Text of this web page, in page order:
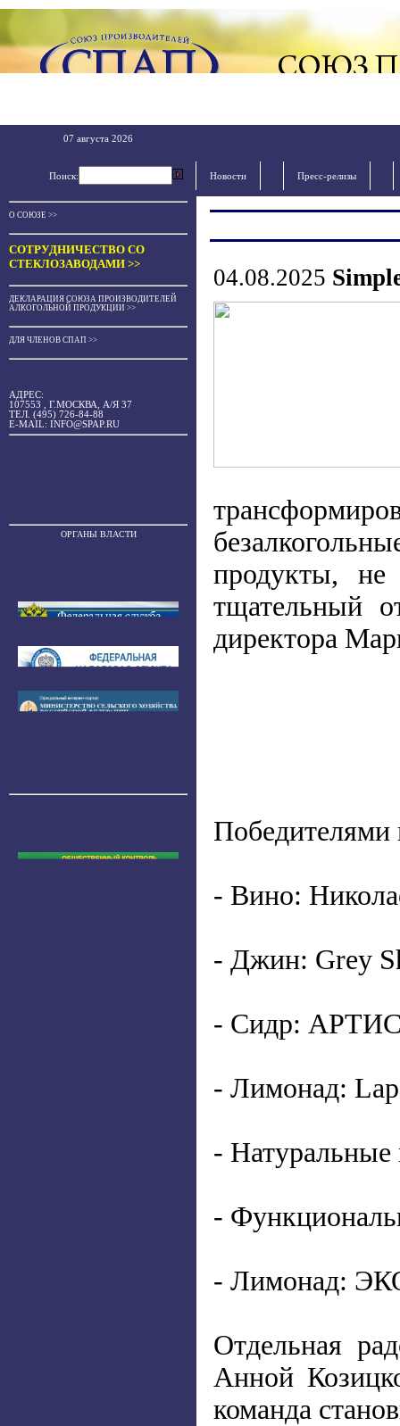
07 августа 2026
Поиск: Новости Пресс-релизы
О СОЮЗЕ >>
СОТРУДНИЧЕСТВО СО
СТЕКЛОЗАВОДАМИ >>
ДЕКЛАРАЦИЯ СОЮЗА ПРОИЗВОДИТЕЛЕЙ
АЛКОГОЛЬНОЙ ПРОДУКЦИИ >>
ДЛЯ ЧЛЕНОВ СПАП >>
АДРЕС:
107553 , Г.МОСКВА, А/Я 37
ТЕЛ. (495) 726-84-88
E-MAIL: INFO@SPAP.RU
ОРГАНЫ ВЛАСТИ
04.08.2025
продукты, не
тщательный
директора
Победителями
- Вино:
- Джин: Grey
- Сидр:
- Лимонад:
-
-
- Лимонад:
Отдельная
Анной
команда